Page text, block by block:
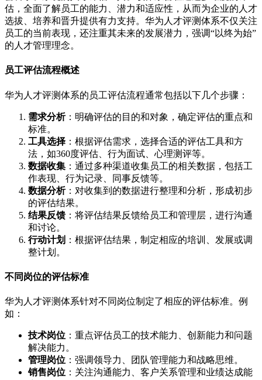
估，全面了解员工的能力、潜力和适应性，从而为企业的人才
选拔、培养和晋升提供有力支持。华为人才评测体系不仅关注
员工的当前表现，还注重其未来的发展潜力，强调“以终为始”
的人才管理理念。
员工评估流程概述
华为人才评测体系的员工评估流程通常包括以下几个步骤：
需求分析：明确评估的目的和对象，确定评估的重点和
标准。
工具选择 ：根据评估需求，选择合适的评估工具和方
法，如360度评估、行为面试、心理测评等。
数据收集 ：通过多种渠道收集员工的相关数据，包括工
作表现、行为记录、同事反馈等。
数据分析：对收集到的数据进行整理和分析，形成初步
的评估结果。
结果反馈 ：将评估结果反馈给员工和管理层，进行沟通
和讨论。
行动计划 ：根据评估结果，制定相应的培训、发展或调
整计划。
不同岗位的评估标准
华为人才评测体系针对不同岗位制定了相应的评估标准。例
如：
技术岗位 ：重点评估员工的技术能力、创新能力和问题
解决能力。
管理岗位 ：强调领导力、团队管理能力和战略思维。
销售岗位 ：关注沟通能力、客户关系管理和业绩达成能